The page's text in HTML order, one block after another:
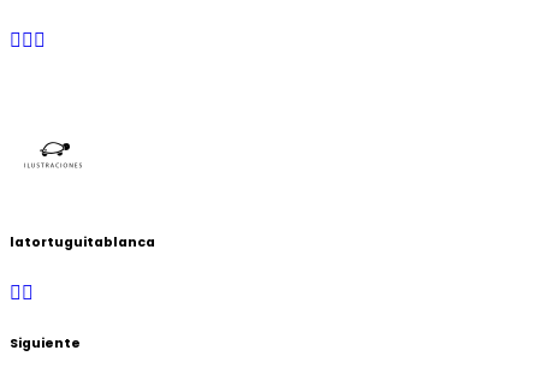
latortuguitablanca
Siguiente